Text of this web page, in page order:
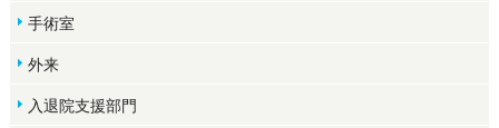
手術室
外来
入退院支援部門